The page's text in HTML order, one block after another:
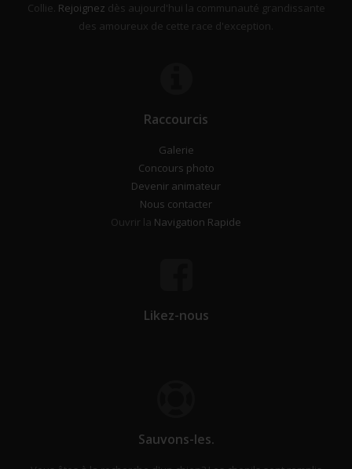
Collie. Rejoignez dès aujourd'hui la communauté grandissante
des amoureux de cette race d'exception.
Raccourcis
Galerie
Concours photo
Devenir animateur
Nous contacter
Ouvrir la Navigation Rapide
Likez-nous
Sauvons-les.